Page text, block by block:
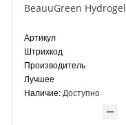
Артикул
Штрихкод
Производитель
Лучшее
Наличие: Доступно